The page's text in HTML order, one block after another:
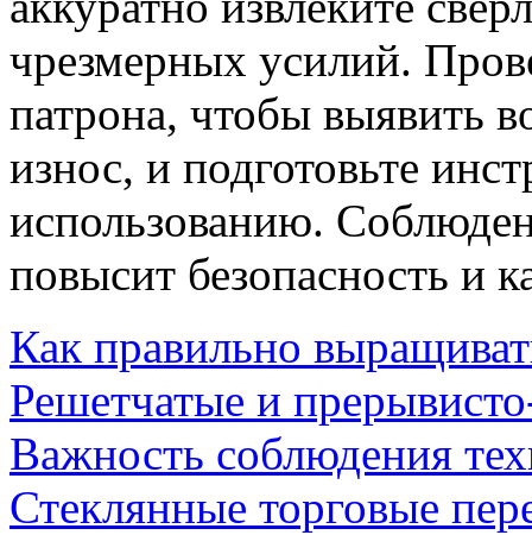
чрезмерных усилий.
патрона, чтобы выявить
износ, и подготовьте
использованию.
повысит безопасность и
Как правильно
Решетчатые и
Важность соблюдения
Стеклянные торговые